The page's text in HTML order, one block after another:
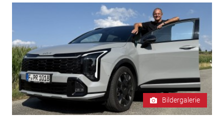
Bildergalerie